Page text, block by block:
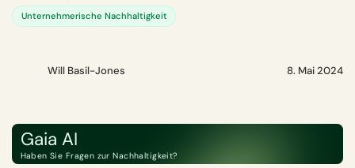
Unternehmerische Nachhaltigkeit
Will Basil-Jones 8. Mai 2024
Gaia AI
Haben Sie Fragen zur Nachhaltigkeit?